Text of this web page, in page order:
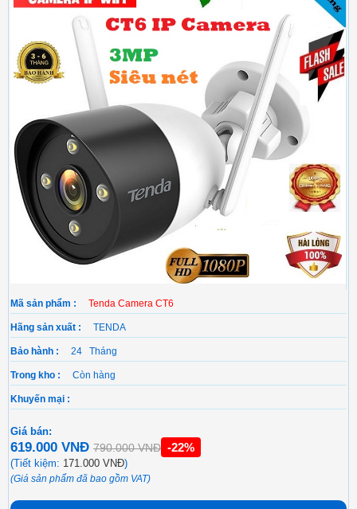
Mã sản phẩm : Tenda Camera CT6
Hãng sản xuất : TENDA
Bảo hành : 24 Tháng
Trong kho : Còn hàng
Khuyến mại :
Giá bán:
619.000 VNĐ 790.000 VNĐ -22%
(Tiết kiệm: 171.000 VNĐ)
(Giá sản phẩm đã bao gồm VAT)